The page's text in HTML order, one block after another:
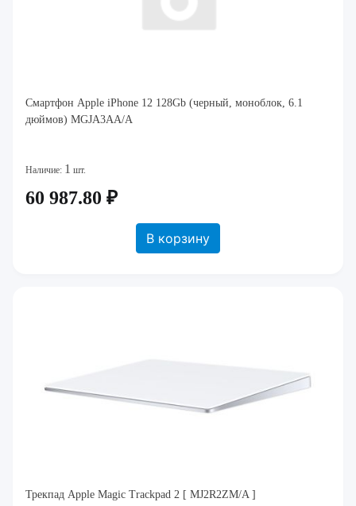
Смартфон Apple iPhone 12 128Gb (черный, моноблок, 6.1
дюймов) MGJA3AA/A
Наличие: 1 шт.
60 987.80 ₽
В корзину
Трекпад Apple Magic Trackpad 2 [ MJ2R2ZM/A ]